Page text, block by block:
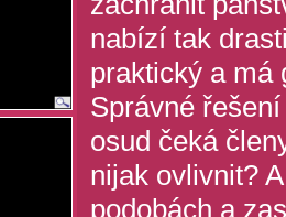
nabízí tak
praktický a má
Správné
osud čeká
nijak ovlivnit?
podobách a